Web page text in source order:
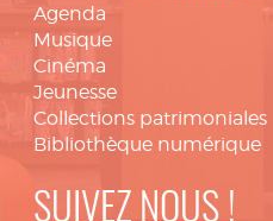
Agenda
Musique
Cinéma
Jeunesse
Collections patrimoniales
Bibliothèque numérique
SUIVEZ NOUS !